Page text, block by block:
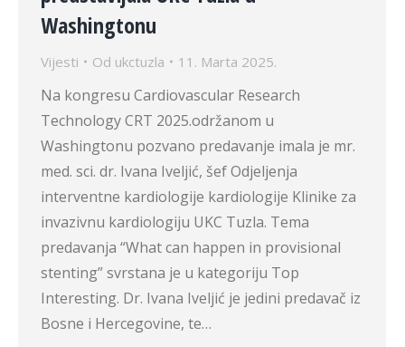
Washingtonu
Vijesti Od ukctuzla 11. Marta 2025.
Na kongresu Cardiovascular Research
Technology CRT 2025.održanom u
Washingtonu pozvano predavanje imala je mr.
med. sci. dr. Ivana Iveljić, šef Odjeljenja
interventne kardiologije kardiologije Klinike za
invazivnu kardiologiju UKC Tuzla. Tema
predavanja “What can happen in provisional
stenting” svrstana je u kategoriju Top
Interesting. Dr. Ivana Iveljić je jedini predavač iz
Bosne i Hercegovine, te…